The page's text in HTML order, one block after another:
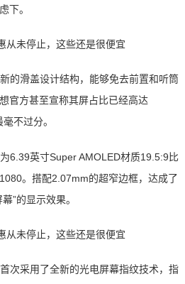
下。
的滑盖设计结构，能够免去前置和听筒
官方甚至宣称其屏占比已经高达
不过分。
6.39英寸Super AMOLED材质19.5:9比
。搭配2.07mm的超窄边框，达成了
”的显示效果。
次采用了全新的光电屏幕指纹技术，指